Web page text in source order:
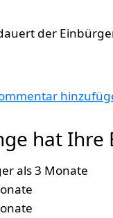
der
hat
als 3 Monate